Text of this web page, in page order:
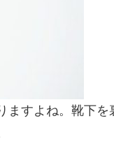
すよね。靴下を